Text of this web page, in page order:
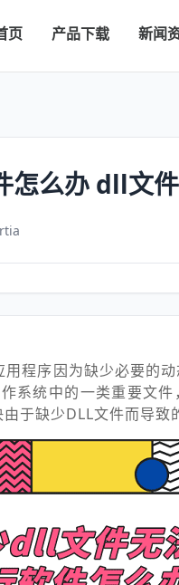
页 产品下载 新闻
怎么办 dll文
程序因为缺少必要的
系统中的一类重要文
于缺少DLL文件而导致